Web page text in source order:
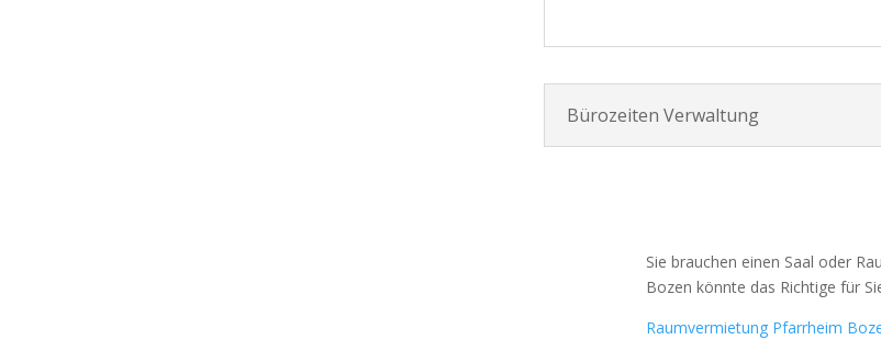
Bürozeiten Verwaltung
Sie brauchen einen Saal oder
Bozen könnte das Richtige für
Raumvermietung Pfarrheim